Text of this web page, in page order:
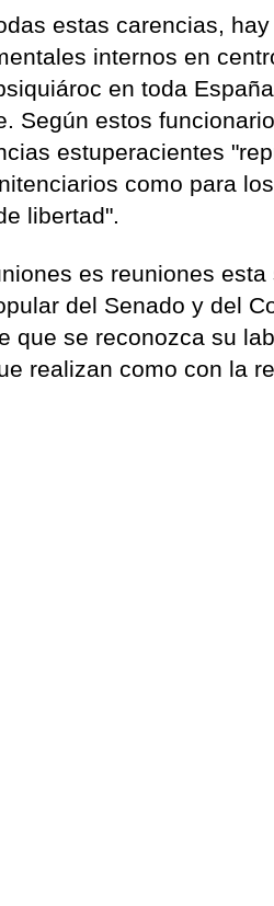
estas carencias,
internos en
en toda
Según estos
estuperacientes
como para
libertad".
es reuniones esta
del Senado y del
que se reconozca su
realizan como con la